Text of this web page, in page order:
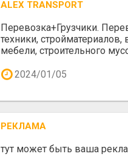
ALEX TRANSPORT
Перевозка+Грузчики.
техники,
мебели, строительного
2024/01/05
РЕКЛАМА
тут может быть ваша